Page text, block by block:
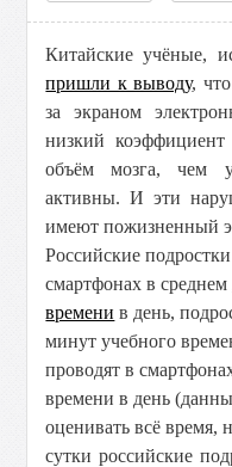
Китайские учёные,
пришли к выводу,
за экраном
низкий
объём мозга, чем
активны. И эти
имеют пожизненный
Российские
смартфонах в среднем
времени в день,
минут учебного
проводят в
времени в день
оценивать всё время,
сутки российские